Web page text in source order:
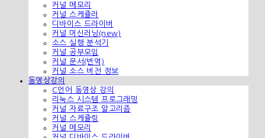
커널 메모리
커널 스케쥴러
디바이스 드라이버
커널 머신러닝(new)
소스 실행 분석기
커널 공부모임
커널 문서(번역)
커널 소스 버전 정보
동영상강의
C언어 동영상 강의
리눅스 시스템 프로그래밍
커널 자료구조 알고리즘
커널 스케쥴링
커널 메모리